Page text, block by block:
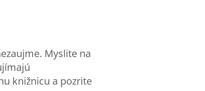
Myslite na
knižnicu a pozrite